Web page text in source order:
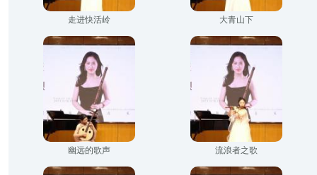
走进快活岭 大青山下
幽远的歌声 流浪者之歌